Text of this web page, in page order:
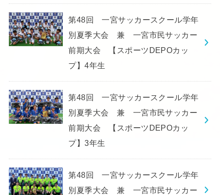
第48回 一宮サッカースクール学年
別夏季大会 兼 一宮市民サッカー
前期大会 【スポーツDEPOカッ
プ】4年生
第48回 一宮サッカースクール学年
別夏季大会 兼 一宮市民サッカー
前期大会 【スポーツDEPOカッ
プ】3年生
第48回 一宮サッカースクール学年
別夏季大会 兼 一宮市民サッカー